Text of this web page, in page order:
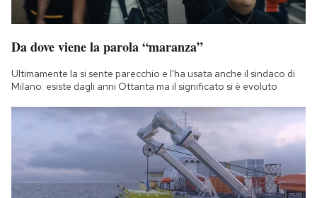
Da dove viene la parola “maranza”
Ultimamente la si sente parecchio e l'ha usata anche il sindaco di
Milano: esiste dagli anni Ottanta ma il significato si è evoluto